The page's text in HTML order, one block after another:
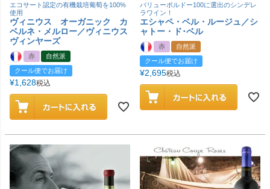
エコサート認定の有機栽培葡萄を100%
使用
ヴィニウス オーガニック カ
ベルネ・メルロー／ヴィニウス
ヴィンヤーズ
赤
自然派
クール便でお届け
¥1,628税込
バリューボルドー100に選出のシンデレ
ラワイン！
エシャペ・ベル・ルージュ／シ
ャトー・ド･ベル
赤
自然派
クール便でお届け
¥2,695税込